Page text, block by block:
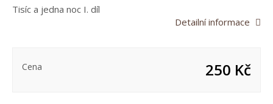
Tisíc a jedna noc I. díl
Detailní informace
Cena 250 Kč